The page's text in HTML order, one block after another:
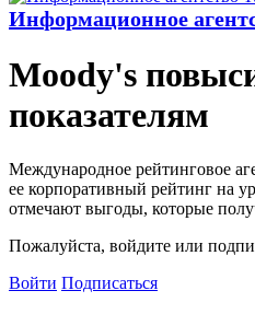
Информационное
Moody's
показателям
Международное рейтинговое
ее корпоративный рейтинг на
отмечают выгоды, которые
Пожалуйста, войдите или
Войти Подписаться